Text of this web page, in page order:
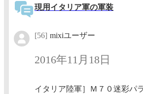
現用イタリア軍の軍装
[56] mixiユーザー
2016年11月18日
イタリア陸軍］Ｍ７０迷彩パ